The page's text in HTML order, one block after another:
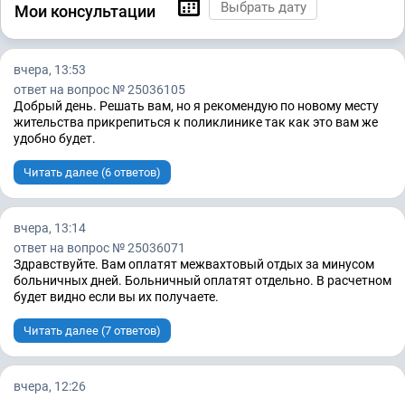
Мои консультации
вчера, 13:53
ответ на вопрос № 25036105
Добрый день. Решать вам, но я рекомендую по новому месту
жительства прикрепиться к поликлинике так как это вам же
удобно будет.
Читать далее (6 ответов)
вчера, 13:14
ответ на вопрос № 25036071
Здравствуйте. Вам оплатят межвахтовый отдых за минусом
больничных дней. Больничный оплатят отдельно. В расчетном
будет видно если вы их получаете.
Читать далее (7 ответов)
вчера, 12:26